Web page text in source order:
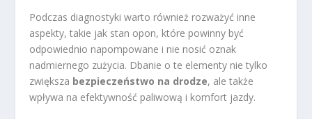
Podczas diagnostyki warto również rozważyć inne
aspekty, takie jak stan opon, które powinny być
odpowiednio napompowane i nie nosić oznak
nadmiernego zużycia. Dbanie o te elementy nie tylko
zwiększa bezpieczeństwo na drodze, ale także
wpływa na efektywność paliwową i komfort jazdy.